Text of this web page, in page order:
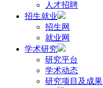
人才招聘
招生就业
招生网
就业网
学术研究
研究平台
学术动态
研究项目及成果